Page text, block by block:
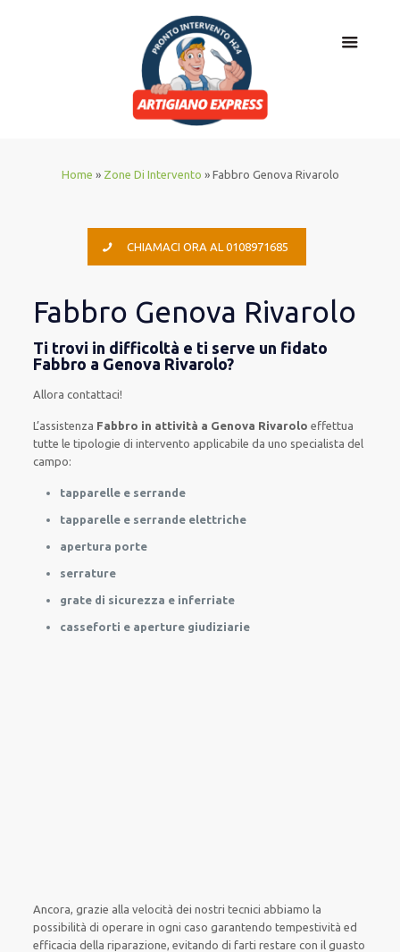
Home » Zone Di Intervento » Fabbro Genova Rivarolo
CHIAMACI ORA AL 0108971685
Fabbro Genova Rivarolo
Ti trovi in difficoltà e ti serve un fidato
Fabbro a Genova Rivarolo?
Allora contattaci!
L’assistenza Fabbro in attività a Genova Rivarolo effettua
tutte le tipologie diintervento applicabile da uno specialista del
campo:
tapparelle e serrande
tapparelle e serrande elettriche
apertura porte
serrature
grate di sicurezza e inferriate
casseforti e aperture giudiziarie
Ancora, grazie alla velocità deinostri tecnici abbiamo la
possibilità dioperare inogni caso garantendo tempestività ed
efficacia della riparazione,evitando di fartirestare con ilguasto